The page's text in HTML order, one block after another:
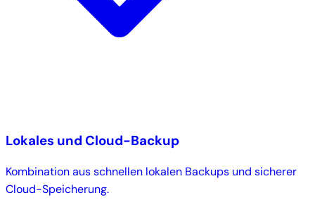
Lokales und Cloud-Backup
Kombination aus schnellen lokalen Backups und sicherer
Cloud-Speicherung.